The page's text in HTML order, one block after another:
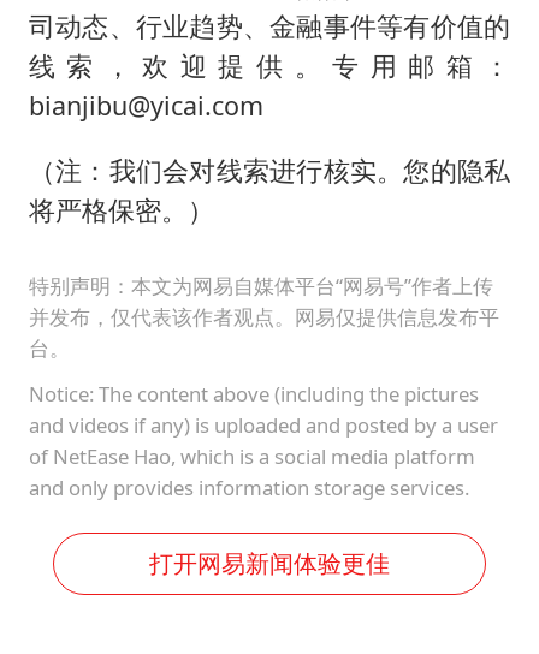
司动态、行业趋势、金融事件等有价值的
线索，欢迎提供。专用邮箱：
bianjibu@yicai.com
（注：我们会对线索进行核实。您的隐私
将严格保密。）
特别声明：本文为网易自媒体平台“网易号”作者上传
并发布，仅代表该作者观点。网易仅提供信息发布平
台。
Notice: The content above (including the pictures
and videos if any) is uploaded and posted by a user
of NetEase Hao, which is a social media platform
and only provides information storage services.
打开网易新闻体验更佳